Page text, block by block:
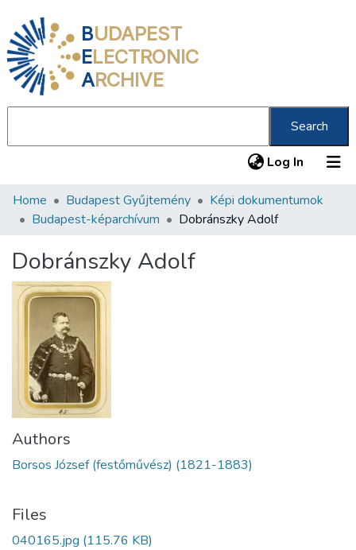
BUDAPEST
ELECTRONIC
ARCHIVE
Search
Log In (current)
Communities & Collections
Statistics
About us
Home Budapest Gyűjtemény
Képi dokumentumok
Budapest-képarchívum
Dobránszky Adolf
Dobránszky Adolf
Authors
Borsos József (festőművész) (1821-1883)
Files
040165.jpg (115.76 KB)